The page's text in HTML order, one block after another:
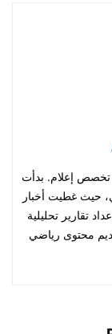
تخصص إعلام. بدأت
رياضي، حيث غطيت أخبار
تقارير تحليلية
محتوى رياضي